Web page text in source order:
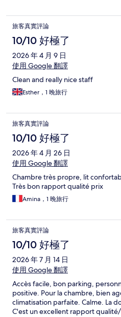
旅客真實評論
10/10 好極了
2026 年 4 月 9 日
使用 Google 翻譯
Clean and really nice staff
Esther，1 晚旅行
旅客真實評論
10/10 好極了
2026 年 4 月 26 日
使用 Google 翻譯
Chambre très propre, lit
Très bon rapport qualité prix
Amina，1 晚旅行
旅客真實評論
10/10 好極了
2026 年 7 月 14 日
使用 Google 翻譯
Accès facile, bon parking,
positive. Pour la chambre, bien
climatisation parfaite. Calme. La
C'est un excellent rapport